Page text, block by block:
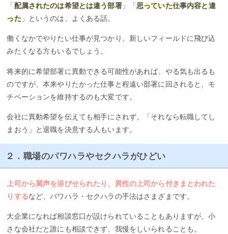
「 配属されたのは希望とは違う部署」「思っていた仕事内容と違
った」というのは、よくある話。
働くなかでやりたい仕事が見つかり、新しいフィールドに飛び込
みたくなる方もいるでしょう。
将来的に希望部署に異動できる可能性があれば、やる気も出るも
のですが、本来やりたかった仕事と程遠い部署に回されると、モ
チベーションを維持するのも大変です。
会社に異動希望を伝えても相手にされず、「それなら転職してし
まおう」と退職を決意する人もいます。
２．職場のパワハラやセクハラがひどい
上司から罵声を浴びせられたり、異性の上司から付きまとわれた
りするなど、パワハラ・セクハラの手法はさまざまです。
大企業になれば相談窓口が設けられていることもありますが、小
さな会社だと誰にも相談できず、我慢をしいられることも。